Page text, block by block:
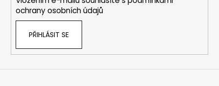
ochrany osobních údajů
PŘIHLÁSIT SE